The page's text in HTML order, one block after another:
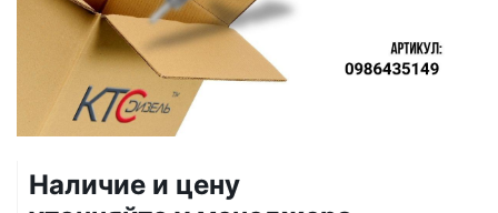
Наличие и цену